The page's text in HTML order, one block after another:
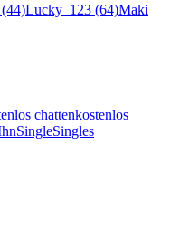
(44)Lucky_123 (64)Maki
chattenkostenlos
SingleSingles